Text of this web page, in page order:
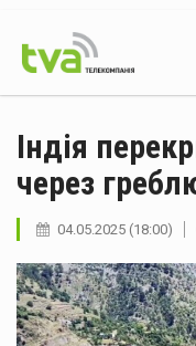
Індія
через
04.05.2025 (18:00)